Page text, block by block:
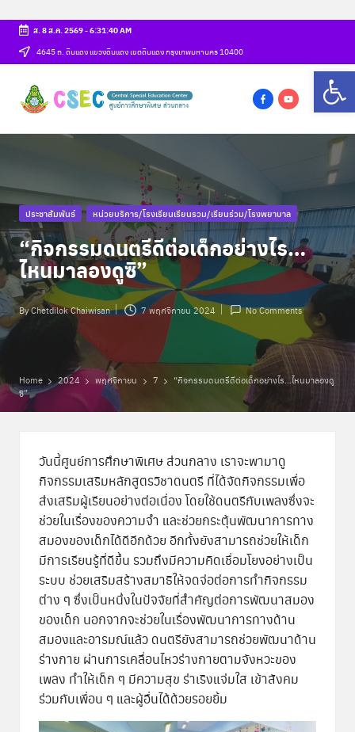
Skip
content
ส. 8 ส.ค. 2569-6:31:40 AM
4645 ถ. ดินแดง แขวงดินแดง เขตดินแดง กรุงเทพมหานคร 10400
ศู
น
ก
า
ร
ศึ
ก
ษ
พิ
เ
csec
a
b
o
o
k
o
b
e
Posted
in
ประชาสัมพันธ์ หน่วยบริการ/โรงเรียนเรียนรวม/เรียนร่วม/โรงพยาบาล
“กิจกรรมดนตรีดีต่อเด็กอย่างไร…
ไหนมาลองดูซิ”
Posted
ByChetdilok Chaiwisan 7 พฤศจิกายน 2024 No Comments
Home 2024 พฤศจิกายน 7
“กิจกรรมดนตรีดีต่อเด็กอย่างไร…ไหนมาลองดู
ซิ”
วันนี้ศูนย์การศึกษาพิเศษ ส่วนกลาง เราจะพามาดู
กิจกรรมเสริมหลักสูตรวิชาดนตรี ที่ได้จัดกิจกรรมเพื่อ
ส่งเสริมผู้เรียนอย่างต่อเนื่อง โดยใช้ดนตรีกับเพลงซึ่งจะ
ช่วยในเรื่องของความจำ และช่วยกระตุ้นพัฒนาการทาง
สมองของเด็กได้ดีอีกด้วย อีกทั้งยังสามารถช่วยให้เด็ก
มีการเรียนรู้ที่ดีขึ้น รวมถึงมีความคิดเชื่อมโยงอย่างเป็น
ระบบ ช่วยเสริมสร้างสมาธิให้จดจ่อต่อการทำกิจกรรม
ต่าง ๆ ซึ่งเป็นหนึ่งในปัจจัยที่สำคัญต่อการพัฒนาสมอง
ของเด็ก นอกจากจะช่วยในเรื่องพัฒนาการทางด้าน
สมองและอารมณ์แล้ว ดนตรียังสามารถช่วยพัฒนาด้าน
ร่างกาย ผ่านการเคลื่อนไหวร่างกายตามจังหวะของ
เพลง ทำให้เด็ก ๆ มีความสุข ร่าเริงแจ่มใส เข้าสังคม
ร่วมกับเพื่อน ๆ และผู้อื่นได้ด้วยรอยยิ้ม